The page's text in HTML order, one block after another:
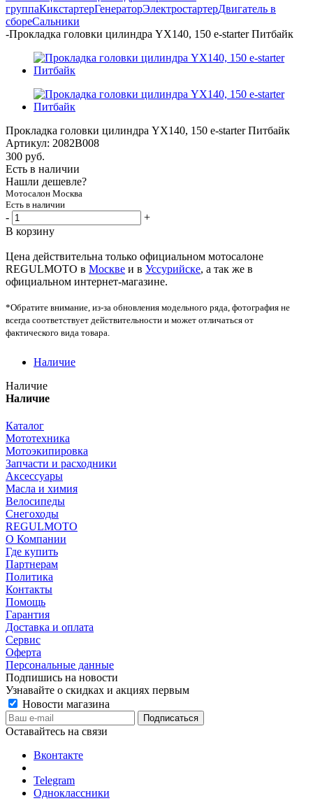
группаКикстартерГенераторЭлектростартерДвигатель в
сбореСальники
-Прокладка головки цилиндра YX140, 150 e-starter Питбайк
Прокладка головки цилиндра YX140, 150 e-starter Питбайк
Артикул: 2082B008
300 руб.
Есть в наличии
Нашли дешевле?
Мотосалон Москва
Есть в наличии
-
+
В корзину
Цена действительна только официальном мотосалоне
REGULMOTO в Москве и в Уссурийске, а так же в
официальном интернет-магазине.
*Обратите внимание, из-за обновления модельного ряда, фотография не
всегда соответствует действительности и может отличаться от
фактического вида товара.
Наличие
Наличие
Наличие
Каталог
Мототехника
Мотоэкипировка
Запчасти и расходники
Аксессуары
Масла и химия
Велосипеды
Снегоходы
REGULMOTO
О Компании
Где купить
Партнерам
Политика
Контакты
Помощь
Гарантия
Доставка и оплата
Сервис
Оферта
Персональные данные
Подпишись на новости
Узнавайте о скидках и акциях первым
Новости магазина
Оставайтесь на связи
Вконтакте
Telegram
Одноклассники